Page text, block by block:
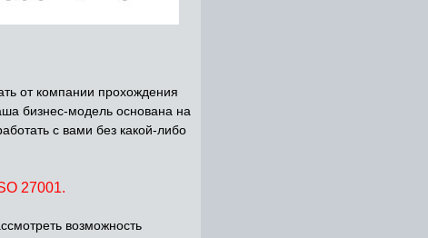
от компании прохождения
бизнес-модель основана на
с вами без какой-либо
27001.
возможность